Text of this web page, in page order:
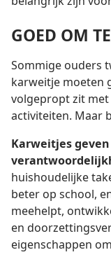
GOED OM
Sommige ouders
karweitje moeten
volgepropt zit
activiteiten. Maar
Karweitjes
huishoudelijke
beter op school,
meehelpt,
en
eigenschappen